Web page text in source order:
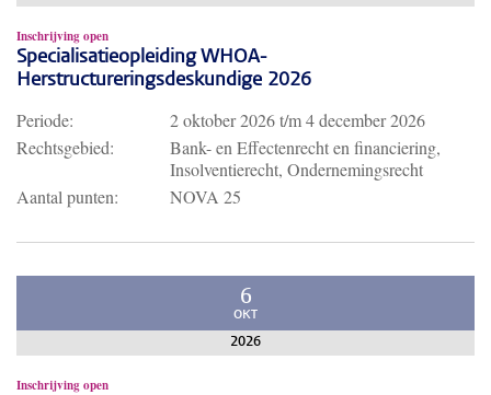
Inschrijving open
Specialisatieopleiding WHOA-
Herstructureringsdeskundige 2026
Periode: 2 oktober 2026t/m4 december 2026
Rechtsgebied:
Bank- en Effectenrecht en financiering,
Insolventierecht, Ondernemingsrecht
Aantal punten:
NOVA 25
6
OKT
2026
Inschrijving open